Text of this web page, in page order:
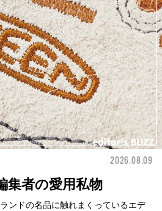
2026.08.09
集者の愛用私物
ンドの名品に触れまくっているエデ